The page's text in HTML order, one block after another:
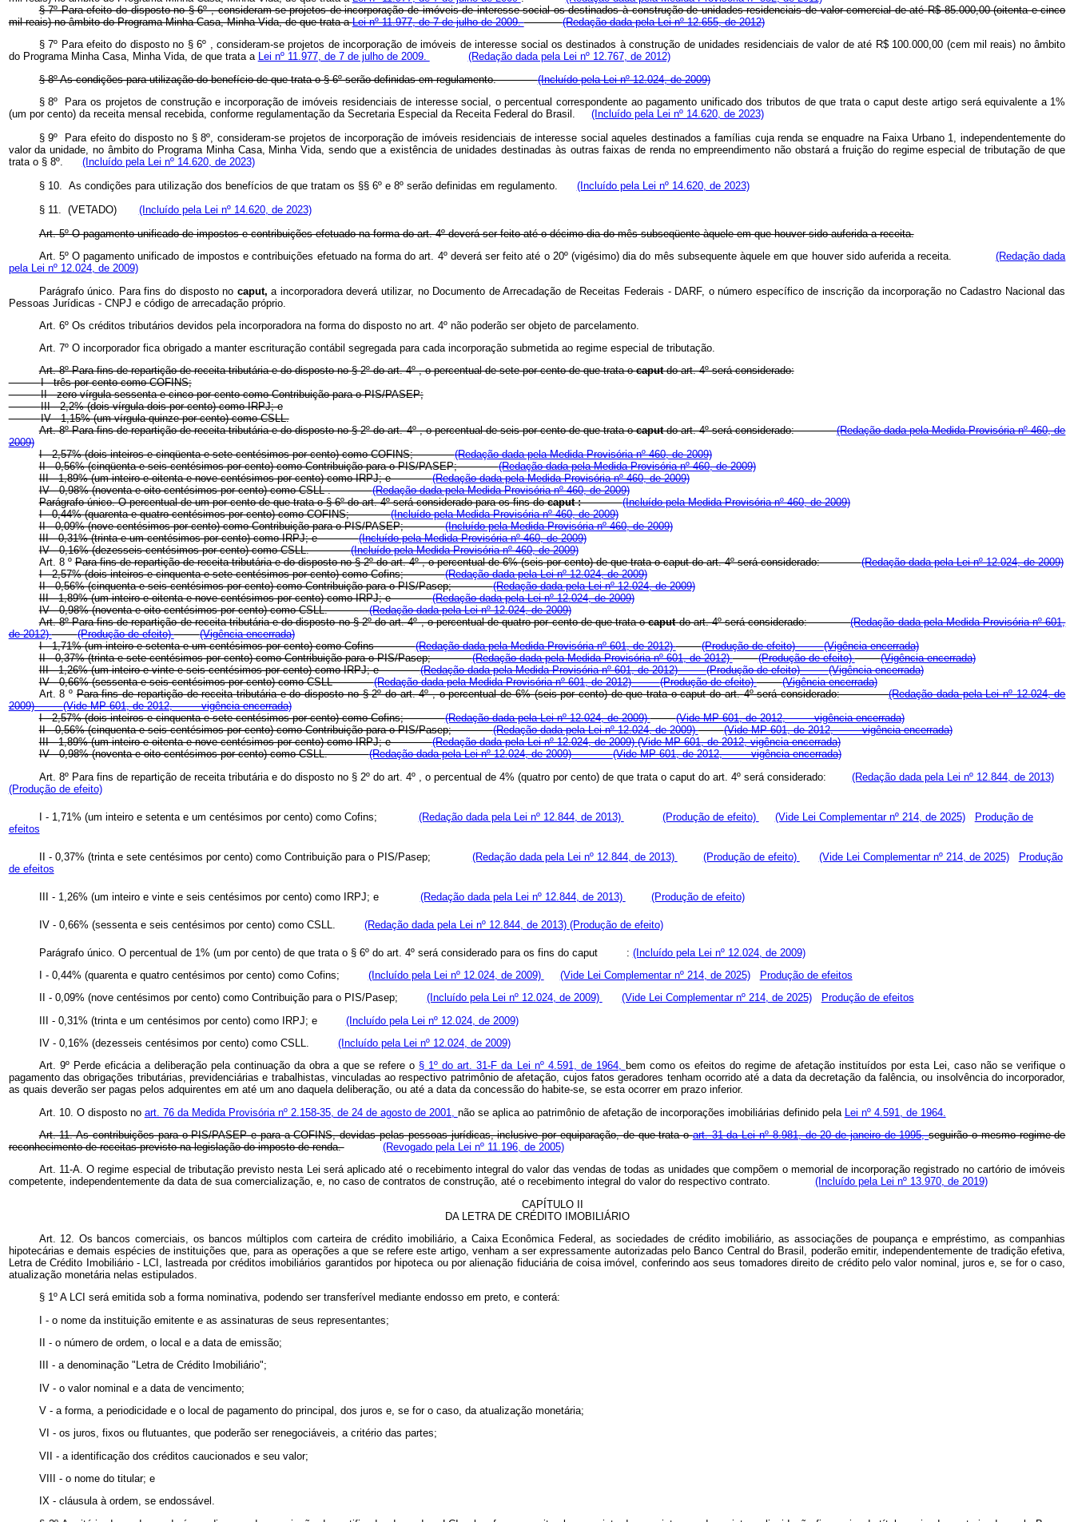
§ 7º Para efeito do disposto no § 6º , consideram-se projetos de incorporação de imóveis de interesse social os destinados à construção de unidades residenciais de valor comercial de até R$ 85.000,00 (oitenta e cinco
mil reais) no âmbito do Programa Minha Casa, Minha Vida, de que trata aLei nº 11.977, de 7 de julho de 2009.
(Redação dada pela Lei nº 12.655, de 2012)
§ 7º Para efeito do disposto no § 6º , consideram-se projetos de incorporação de imóveis de interesse social os destinados à construção de unidades residenciais de valor de até R$ 100.000,00 (cem mil reais) no âmbito
do Programa Minha Casa, Minha Vida, de que trata a Lei nº 11.977, de 7 de julho de 2009.
(Redação dada pela Lei nº 12.767, de 2012)
§ 8º As condições para utilização do benefício de que trata o § 6º serão definidas em regulamento.(Incluído pela Lei nº 12.024, de 2009)
§ 8º Para os projetos de construção e incorporação de imóveis residenciais de interesse social, o percentual correspondente ao pagamento unificado dos tributos de que trata o caputdeste artigo será equivalente a 1%
(um por cento) da receita mensal recebida, conforme regulamentação da Secretaria Especial da Receita Federal do Brasil. (Incluído pela Lei nº 14.620, de 2023)
§ 9º Para efeito do disposto no § 8º, consideram-se projetos de incorporação de imóveis residenciais de interesse social aqueles destinados a famílias cuja renda se enquadre na Faixa Urbano 1, independentemente do
valor da unidade, no âmbito do Programa Minha Casa, Minha Vida, sendo que a existência de unidades destinadas às outras faixas de renda no empreendimento não obstará a fruição do regime especial de tributação de que
trata o § 8º. (Incluído pela Lei nº 14.620, de 2023)
§ 10. As condições para utilização dos benefícios de que tratam os §§ 6º e 8º serão definidas em regulamento. (Incluído pela Lei nº 14.620, de 2023)
§ 11. (VETADO) (Incluído pela Lei nº 14.620, de 2023)
Art. 5º O pagamento unificado de impostos e contribuições efetuado na forma do art. 4º deverá ser feito até o décimo dia do mês subseqüente àquele em que houver sido auferida a receita.
Art. 5º O pagamento unificado de impostos e contribuições efetuado na forma do art. 4º deverá ser feito até o 20º (vigésimo) dia do mês subsequente àquele em que houver sido auferida a receita.(Redação dada
pela Lei nº 12.024, de 2009)
Parágrafo único. Para fins do disposto no caput,a incorporadora deverá utilizar, no Documento de Arrecadação de Receitas Federais - DARF, o número específico de inscrição da incorporação no Cadastro Nacional das
Pessoas Jurídicas - CNPJ e código de arrecadação próprio.
Art. 6º Os créditos tributários devidos pela incorporadora na forma do disposto no art. 4º não poderão ser objeto de parcelamento.
Art. 7º O incorporador fica obrigado a manter escrituração contábil segregada para cada incorporação submetida ao regime especial de tributação.
Art. 8º Para fins de repartição de receita tributária e do disposto no § 2º do art. 4º , o percentual de sete por cento de que trata ocaputdo art. 4º será considerado:
I - três por cento como COFINS;
II - zero vírgula sessenta e cinco por cento como Contribuição para o PIS/PASEP;
III - 2,2% (dois vírgula dois por cento) como IRPJ; e
IV - 1,15% (um vírgula quinze por cento) como CSLL.
Art. 8º Para fins de repartição de receita tributária e do disposto no § 2º do art. 4º , o percentual de seis por cento de que trata ocaputdo art. 4º será considerado:(Redação dada pela Medida Provisória nº 460, de
2009)
I - 2,57% (dois inteiros e cinqüenta e sete centésimos por cento) como COFINS;(Redação dada pela Medida Provisória nº 460, de 2009)
II - 0,56% (cinqüenta e seis centésimos por cento) como Contribuição para o PIS/PASEP;(Redação dada pela Medida Provisória nº 460, de 2009)
III - 1,89% (um inteiro e oitenta e nove centésimos por cento) como IRPJ; e(Redação dada pela Medida Provisória nº 460, de 2009)
IV - 0,98% (noventa e oito centésimos por cento) como CSLL .(Redação dada pela Medida Provisória nº 460, de 2009)
Parágrafo único. O percentual de um por cento de que trata o § 6º do art. 4º será considerado para os fins docaput :(Incluído pela Medida Provisória nº 460, de 2009)
I - 0,44% (quarenta e quatro centésimos por cento) como COFINS;(Incluído pela Medida Provisória nº 460, de 2009)
II - 0,09% (nove centésimos por cento) como Contribuição para o PIS/PASEP;(Incluído pela Medida Provisória nº 460, de 2009)
III - 0,31% (trinta e um centésimos por cento) como IRPJ; e(Incluído pela Medida Provisória nº 460, de 2009)
IV - 0,16% (dezesseis centésimos por cento) como CSLL.(Incluído pela Medida Provisória nº 460, de 2009)
Art. 8 ºPara fins de repartição de receita tributária e do disposto no § 2º do art. 4º , o percentual de 6% (seis por cento) de que trata ocaputdo art. 4º será considerado:(Redação dada pela Lei nº 12.024, de 2009)
I - 2,57% (dois inteiros e cinquenta e sete centésimos por cento) como Cofins;(Redação dada pela Lei nº 12.024, de 2009)
II - 0,56% (cinquenta e seis centésimos por cento) como Contribuição para o PIS/Pasep;(Redação dada pela Lei nº 12.024, de 2009)
III - 1,89% (um inteiro e oitenta e nove centésimos por cento) como IRPJ; e(Redação dada pela Lei nº 12.024, de 2009)
IV - 0,98% (noventa e oito centésimos por cento) como CSLL.(Redação dada pela Lei nº 12.024, de 2009)
Art. 8º Para fins de repartição de receita tributária e do disposto no § 2º do art. 4º , o percentual de quatro por cento de que trata ocaputdo art. 4º será considerado:(Redação dada pela Medida Provisória nº 601,
de 2012)
(Produção de efeito)
(Vigência encerrada)
I - 1,71% (um inteiro e setenta e um centésimos por cento) como Cofins(Redação dada pela Medida Provisória nº 601, de 2012) (Produção de efeito)(Vigência encerrada)
II - 0,37% (trinta e sete centésimos por cento) como Contribuição para o PIS/Pasep;(Redação dada pela Medida Provisória nº 601, de 2012) (Produção de efeito)
(Vigência encerrada)
III - 1,26% (um inteiro e vinte e seis centésimos por cento) como IRPJ; e(Redação dada pela Medida Provisória nº 601, de 2012)(Produção de efeito)(Vigência encerrada)
IV - 0,66% (sessenta e seis centésimos por cento) como CSLL(Redação dada pela Medida Provisória nº 601, de 2012)(Produção de efeito)
(Vigência encerrada)
Art. 8 ºPara fins de repartição de receita tributária e do disposto no § 2º do art. 4º , o percentual de 6% (seis por cento) de que trata ocaputdo art. 4º será considerado:(Redação dada pela Lei nº 12.024, de
2009)(Vide MP 601, de 2012, vigência encerrada)
I - 2,57% (dois inteiros e cinquenta e sete centésimos por cento) como Cofins;(Redação dada pela Lei nº 12.024, de 2009)
(Vide MP 601, de 2012, vigência encerrada)
II - 0,56% (cinquenta e seis centésimos por cento) como Contribuição para o PIS/Pasep;(Redação dada pela Lei nº 12.024, de 2009)
(Vide MP 601, de 2012, vigência encerrada)
III - 1,89% (um inteiro e oitenta e nove centésimos por cento) como IRPJ; e(Redação dada pela Lei nº 12.024, de 2009)(Vide MP 601, de 2012, vigência encerrada)
IV - 0,98% (noventa e oito centésimos por cento) como CSLL.(Redação dada pela Lei nº 12.024, de 2009)(Vide MP 601, de 2012, vigência encerrada)
Art. 8º Para fins de repartição de receita tributária e do disposto no § 2º do art. 4º , o percentual de 4% (quatro por cento) de que trata o caput do art. 4º será considerado: (Redação dada pela Lei nº 12.844, de 2013)
(Produção de efeito)
I - 1,71% (um inteiro e setenta e um centésimos por cento) como Cofins; (Redação dada pela Lei nº 12.844, de 2013) (Produção de efeito) (Vide Lei Complementar nº 214, de 2025)
Produção de
efeitos
II - 0,37% (trinta e sete centésimos por cento) como Contribuição para o PIS/Pasep; (Redação dada pela Lei nº 12.844, de 2013) (Produção de efeito) (Vide Lei Complementar nº 214, de 2025)
Produção
de efeitos
III - 1,26% (um inteiro e vinte e seis centésimos por cento) como IRPJ; e (Redação dada pela Lei nº 12.844, de 2013) (Produção de efeito)
IV - 0,66% (sessenta e seis centésimos por cento) como CSLL. (Redação dada pela Lei nº 12.844, de 2013) (Produção de efeito)
Parágrafo único. O percentual de 1% (um por cento) de que trata o § 6º do art. 4º será considerado para os fins do caput : (Incluído pela Lei nº 12.024, de 2009)
I - 0,44% (quarenta e quatro centésimos por cento) como Cofins; (Incluído pela Lei nº 12.024, de 2009) (Vide Lei Complementar nº 214, de 2025)
Produção de efeitos
II - 0,09% (nove centésimos por cento) como Contribuição para o PIS/Pasep; (Incluído pela Lei nº 12.024, de 2009) (Vide Lei Complementar nº 214, de 2025)
Produção de efeitos
III - 0,31% (trinta e um centésimos por cento) como IRPJ; e (Incluído pela Lei nº 12.024, de 2009)
IV - 0,16% (dezesseis centésimos por cento) como CSLL. (Incluído pela Lei nº 12.024, de 2009)
Art. 9º Perde eficácia a deliberação pela continuação da obra a que se refere o § 1º do art. 31-F da Lei nº 4.591, de 1964, bem como os efeitos do regime de afetação instituídos por esta Lei, caso não se verifique o
pagamento das obrigações tributárias, previdenciárias e trabalhistas, vinculadas ao respectivo patrimônio de afetação, cujos fatos geradores tenham ocorrido até a data da decretação da falência, ou insolvência do incorporador,
as quais deverão ser pagas pelos adquirentes em até um ano daquela deliberação, ou até a data da concessão do habite-se, se esta ocorrer em prazo inferior.
Art. 10. O disposto no art. 76 da Medida Provisória nº 2.158-35, de 24 de agosto de 2001, não se aplica ao patrimônio de afetação de incorporações imobiliárias definido pela
Lei nº 4.591, de 1964.
Art. 11. As contribuições para o PIS/PASEP e para a COFINS, devidas pelas pessoas jurídicas, inclusive por equiparação, de que trata oart. 31 da Lei nº 8.981, de 20 de janeiro de 1995,seguirão o mesmo regime de
reconhecimento de receitas previsto na legislação do imposto de renda.
(Revogado pela Lei nº 11.196, de 2005)
Art. 11-A. O regime especial de tributação previsto nesta Lei será aplicado até o recebimento integral do valor das vendas de todas as unidades que compõem o memorial de incorporação registrado no cartório de imóveis
competente, independentemente da data de sua comercialização, e, no caso de contratos de construção, até o recebimento integral do valor do respectivo contrato. (Incluído pela Lei nº 13.970, de 2019)
CAPÍTULO II
DA LETRA DE CRÉDITO IMOBILIÁRIO
Art. 12. Os bancos comerciais, os bancos múltiplos com carteira de crédito imobiliário, a Caixa Econômica Federal, as sociedades de crédito imobiliário, as associações de poupança e empréstimo, as companhias
hipotecárias e demais espécies de instituições que, para as operações a que se refere este artigo, venham a ser expressamente autorizadas pelo Banco Central do Brasil, poderão emitir, independentemente de tradição efetiva,
Letra de Crédito Imobiliário - LCI, lastreada por créditos imobiliários garantidos por hipoteca ou por alienação fiduciária de coisa imóvel, conferindo aos seus tomadores direito de crédito pelo valor nominal, juros e, se for o caso,
atualização monetária nelas estipulados.
§ 1º A LCI será emitida sob a forma nominativa, podendo ser transferível mediante endosso em preto, e conterá:
I - o nome da instituição emitente e as assinaturas de seus representantes;
II - o número de ordem, o local e a data de emissão;
III - a denominação "Letra de Crédito Imobiliário";
IV - o valor nominal e a data de vencimento;
V - a forma, a periodicidade e o local de pagamento do principal, dos juros e, se for o caso, da atualização monetária;
VI - os juros, fixos ou flutuantes, que poderão ser renegociáveis, a critério das partes;
VII - a identificação dos créditos caucionados e seu valor;
VIII - o nome do titular; e
IX - cláusula à ordem, se endossável.